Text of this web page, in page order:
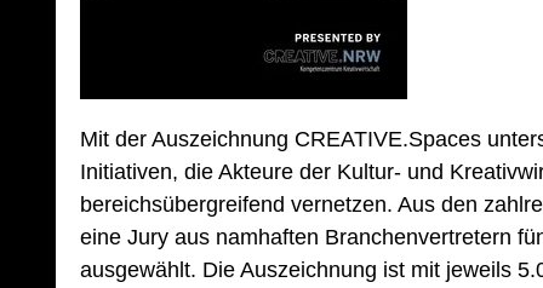
Mit der Auszeichnung CREATIVE.Spaces
Initiativen, die Akteure der Kultur- und
bereichsübergreifend vernetzen. Aus den
eine Jury aus namhaften Branchenvertretern
ausgewählt. Die Auszeichnung ist mit jeweils